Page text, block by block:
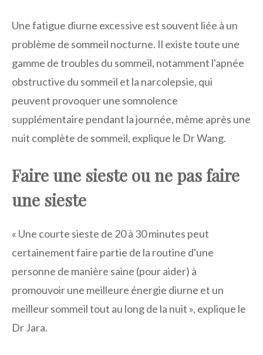
Une fatigue diurne excessive est souvent liée à un
problème de sommeil nocturne. Il existe toute une
gamme de troubles du sommeil, notamment l'apnée
obstructive du sommeil et la narcolepsie, qui
peuvent provoquer une somnolence
supplémentaire pendant la journée, même après une
nuit complète de sommeil, explique le Dr Wang.
Faire une sieste ou ne pas faire
une sieste
« Une courte sieste de 20 à 30 minutes peut
certainement faire partie de la routine d'une
personne de manière saine (pour aider) à
promouvoir une meilleure énergie diurne et un
meilleur sommeil tout au long de la nuit », explique le
Dr Jara.